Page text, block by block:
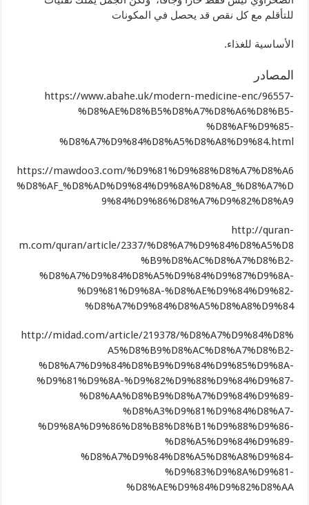
للتأقلم مع كل نقص قد يحصل في المكونات
الأساسية للغذاء.
المصادر
https://www.abahe.uk/modern-medicine-enc/96557-
%D8%AE%D8%B5%D8%A7%D8%A6%D8%B5-
%D8%AF%D9%85-
%D8%A7%D9%84%D8%A5%D8%A8%D9%84.html
https://mawdoo3.com/%D9%81%D9%88%D8%A7%D8%A6
%D8%AF_%D8%AD%D9%84%D9%8A%D8%A8_%D8%A7%D
9%84%D9%86%D8%A7%D9%82%D8%A9
http://quran-
m.com/quran/article/2337/%D8%A7%D9%84%D8%A5%D8
%B9%D8%AC%D8%A7%D8%B2-
%D8%A7%D9%84%D8%A5%D9%84%D9%87%D9%8A-
%D9%81%D9%8A-%D8%AE%D9%84%D9%82-
%D8%A7%D9%84%D8%A5%D8%A8%D9%84
http://midad.com/article/219378/%D8%A7%D9%84%D8%
A5%D8%B9%D8%AC%D8%A7%D8%B2-
%D8%A7%D9%84%D8%B9%D9%84%D9%85%D9%8A-
%D9%81%D9%8A-%D9%82%D9%88%D9%84%D9%87-
%D8%AA%D8%B9%D8%A7%D9%84%D9%89-
%D8%A3%D9%81%D9%84%D8%A7-
%D9%8A%D9%86%D8%B8%D8%B1%D9%88%D9%86-
%D8%A5%D9%84%D9%89-
%D8%A7%D9%84%D8%A5%D8%A8%D9%84-
%D9%83%D9%8A%D9%81-
%D8%AE%D9%84%D9%82%D8%AA